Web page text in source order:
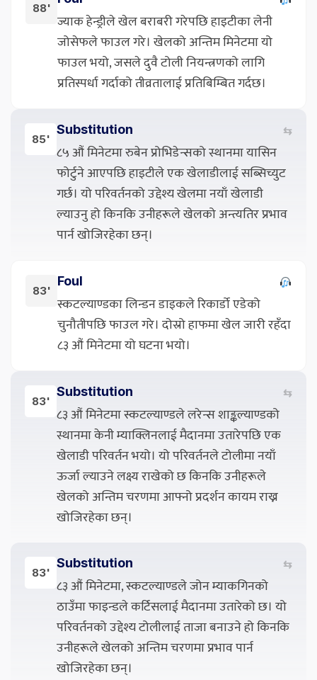
88'
ज्याक हेन्ड्रीले खेल बराबरी गरेपछि हाइटीका लेनी
जोसेफले फाउल गरे। खेलको अन्तिम मिनेटमा यो
फाउल भयो, जसले दुवै टोली नियन्त्रणको लागि
प्रतिस्पर्धा गर्दाको तीव्रतालाई प्रतिबिम्बित गर्दछ।
85'
Substitution ⇆
८५ औं मिनेटमा रुबेन प्रोभिडेन्सको स्थानमा यासिन
फोर्टुने आएपछि हाइटीले एक खेलाडीलाई सब्सिच्युट
गर्छ। यो परिवर्तनको उद्देश्य खेलमा नयाँ खेलाडी
ल्याउनु हो किनकि उनीहरूले खेलको अन्त्यतिर प्रभाव
पार्न खोजिरहेका छन्।
83'
Foul
स्कटल्याण्डका लिन्डन डाइकले रिकार्डो एडेको
चुनौतीपछि फाउल गरे। दोस्रो हाफमा खेल जारी रहँदा
८३ औं मिनेटमा यो घटना भयो।
83'
Substitution ⇆
८३ औं मिनेटमा स्कटल्याण्डले लरेन्स शाङ्कल्याण्डको
स्थानमा केनी म्याक्लिनलाई मैदानमा उतारेपछि एक
खेलाडी परिवर्तन भयो। यो परिवर्तनले टोलीमा नयाँ
ऊर्जा ल्याउने लक्ष्य राखेको छ किनकि उनीहरूले
खेलको अन्तिम चरणमा आफ्नो प्रदर्शन कायम राख्न
खोजिरहेका छन्।
83'
Substitution ⇆
८३ औं मिनेटमा, स्कटल्याण्डले जोन म्याकगिनको
ठाउँमा फाइन्डले कर्टिसलाई मैदानमा उतारेको छ। यो
परिवर्तनको उद्देश्य टोलीलाई ताजा बनाउने हो किनकि
उनीहरूले खेलको अन्तिम चरणमा प्रभाव पार्न
खोजिरहेका छन्।